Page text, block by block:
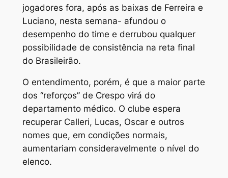
jogadores fora, após as baixas de Ferreira e
Luciano, nesta semana- afundou o
desempenho do time e derrubou qualquer
possibilidade de consistência na reta final
do Brasileirão.
O entendimento, porém, é que a maior parte
dos “reforços” de Crespo virá do
departamento médico. O clube espera
recuperar Calleri, Lucas, Oscar e outros
nomes que, em condições normais,
aumentariam consideravelmente o nível do
elenco.